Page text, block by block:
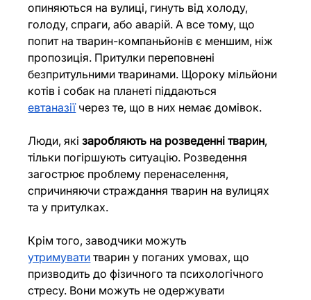
опиняються на вулиці, гинуть від холоду,
голоду, спраги, або аварій. А все тому, що
попит на тварин-компаньйонів є меншим, ніж
пропозиція. Притулки переповнені
безпритульними тваринами. Щороку мільйони
котів і собак на планеті піддаються
евтаназії через те, що в них немає домівок.
Люди, які заробляють на розведенні тварин,
тільки погіршують ситуацію. Розведення
загострює проблему перенаселення,
спричиняючи страждання тварин на вулицях
та у притулках.
Крім того, заводчики можуть
утримувати тварин у поганих умовах, що
призводить до фізичного та психологічного
стресу. Вони можуть не одержувати